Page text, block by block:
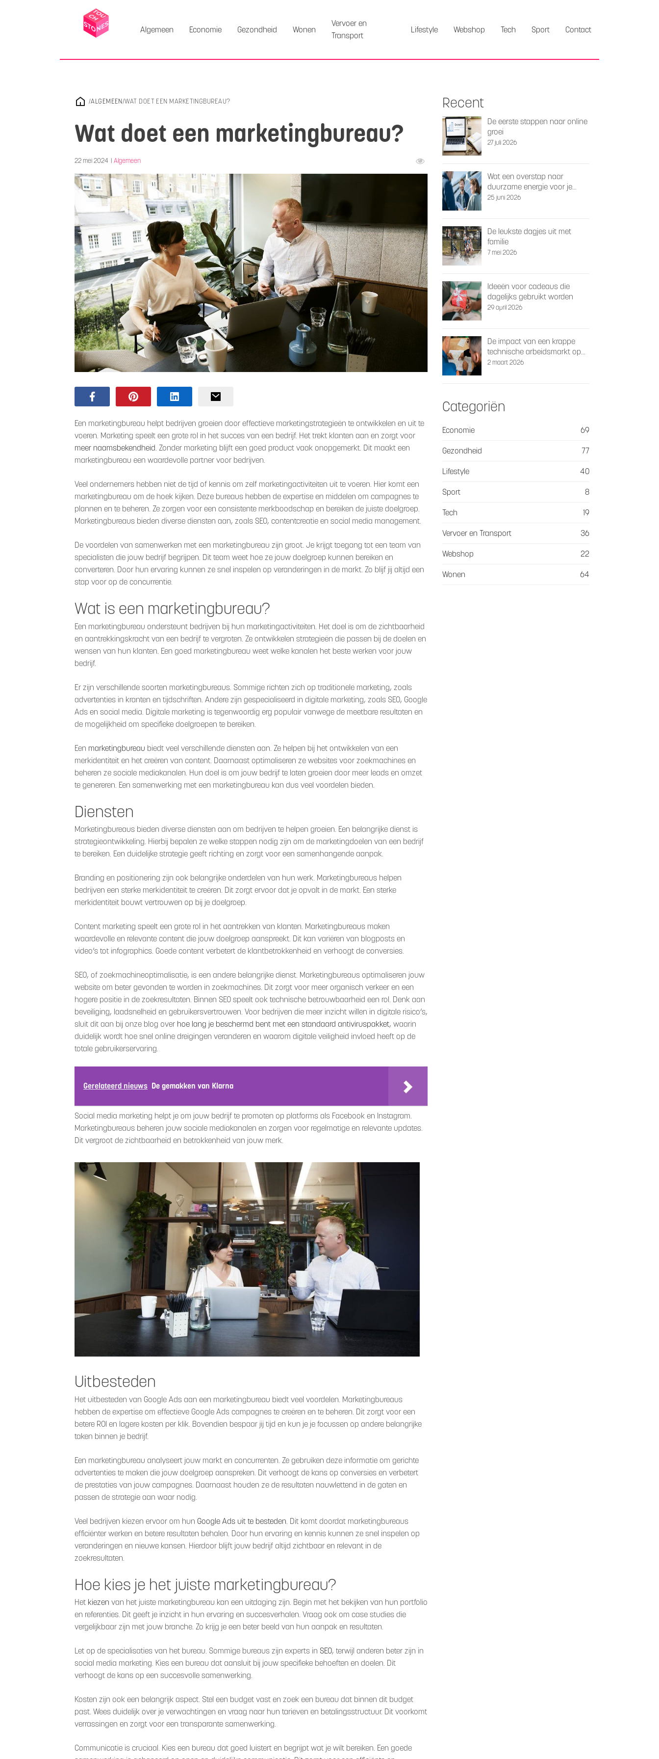
Algemeen Economie Gezondheid Wonen
Vervoer en
Transport
Lifestyle Webshop Tech Sport Contact
/ALGEMEEN/WAT DOET EEN MARKETINGBUREAU?
Wat doet een marketingbureau?
22 mei 2024 | Algemeen
Een marketingbureau helpt bedrijven groeien door effectieve marketingstrategieën te ontwikkelen en uit te
voeren. Marketing speelt een grote rol in het succes van een bedrijf. Het trekt klanten aan en zorgt voor
meer naamsbekendheid. Zonder marketing blijft een goed product vaak onopgemerkt. Dit maakt een
marketingbureau een waardevolle partner voor bedrijven.
Veel ondernemers hebben niet de tijd of kennis om zelf marketingactiviteiten uit te voeren. Hier komt een
marketingbureau om de hoek kijken. Deze bureaus hebben de expertise en middelen om campagnes te
plannen en te beheren. Ze zorgen voor een consistente merkboodschap en bereiken de juiste doelgroep.
Marketingbureaus bieden diverse diensten aan, zoals SEO, contentcreatie en social media management.
De voordelen van samenwerken met een marketingbureau zijn groot. Je krijgt toegang tot een team van
specialisten die jouw bedrijf begrijpen. Dit team weet hoe ze jouw doelgroep kunnen bereiken en
converteren. Door hun ervaring kunnen ze snel inspelen op veranderingen in de markt. Zo blijf jij altijd een
stap voor op de concurrentie.
Wat is een marketingbureau?
Een marketingbureau ondersteunt bedrijven bij hun marketingactiviteiten. Het doel is om de zichtbaarheid
en aantrekkingskracht van een bedrijf te vergroten. Ze ontwikkelen strategieën die passen bij de doelen en
wensen van hun klanten. Een goed marketingbureau weet welke kanalen het beste werken voor jouw
bedrijf.
Er zijn verschillende soorten marketingbureaus. Sommige richten zich op traditionele marketing, zoals
advertenties in kranten en tijdschriften. Andere zijn gespecialiseerd in digitale marketing, zoals SEO, Google
Ads en social media. Digitale marketing is tegenwoordig erg populair vanwege de meetbare resultaten en
de mogelijkheid om specifieke doelgroepen te bereiken.
Een marketingbureau biedt veel verschillende diensten aan. Ze helpen bij het ontwikkelen van een
merkidentiteit en het creëren van content. Daarnaast optimaliseren ze websites voor zoekmachines en
beheren ze sociale mediakanalen. Hun doel is om jouw bedrijf te laten groeien door meer leads en omzet
te genereren. Een samenwerking met een marketingbureau kan dus veel voordelen bieden.
Diensten
Marketingbureaus bieden diverse diensten aan om bedrijven te helpen groeien. Een belangrijke dienst is
strategieontwikkeling. Hierbij bepalen ze welke stappen nodig zijn om de marketingdoelen van een bedrijf
te bereiken. Een duidelijke strategie geeft richting en zorgt voor een samenhangende aanpak.
Branding en positionering zijn ook belangrijke onderdelen van hun werk. Marketingbureaus helpen
bedrijven een sterke merkidentiteit te creëren. Dit zorgt ervoor dat je opvalt in de markt. Een sterke
merkidentiteit bouwt vertrouwen op bij je doelgroep.
Content marketing speelt een grote rol in het aantrekken van klanten. Marketingbureaus maken
waardevolle en relevante content die jouw doelgroep aanspreekt. Dit kan variëren van blogposts en
video’s tot infographics. Goede content verbetert de klantbetrokkenheid en verhoogt de conversies.
SEO, of zoekmachineoptimalisatie, is een andere belangrijke dienst. Marketingbureaus optimaliseren jouw
website om beter gevonden te worden in zoekmachines. Dit zorgt voor meer organisch verkeer en een
hogere positie in de zoekresultaten. Binnen SEO speelt ook technische betrouwbaarheid een rol. Denk aan
beveiliging, laadsnelheid en gebruikersvertrouwen. Voor bedrijven die meer inzicht willen in digitale risico’s,
sluit dit aan bij onze blog over hoe lang je beschermd bent met een standaard antiviruspakket, waarin
duidelijk wordt hoe snel online dreigingen veranderen en waarom digitale veiligheid invloed heeft op de
totale gebruikerservaring.
Gerelateerd nieuws De gemakken van Klarna
Social media marketing helpt je om jouw bedrijf te promoten op platforms als Facebook en Instagram.
Marketingbureaus beheren jouw sociale mediakanalen en zorgen voor regelmatige en relevante updates.
Dit vergroot de zichtbaarheid en betrokkenheid van jouw merk.
Uitbesteden
Het uitbesteden van Google Ads aan een marketingbureau biedt veel voordelen. Marketingbureaus
hebben de expertise om effectieve Google Ads campagnes te creëren en te beheren. Dit zorgt voor een
betere ROI en lagere kosten per klik. Bovendien bespaar jij tijd en kun je je focussen op andere belangrijke
taken binnen je bedrijf.
Een marketingbureau analyseert jouw markt en concurrenten. Ze gebruiken deze informatie om gerichte
advertenties te maken die jouw doelgroep aanspreken. Dit verhoogt de kans op conversies en verbetert
de prestaties van jouw campagnes. Daarnaast houden ze de resultaten nauwlettend in de gaten en
passen de strategie aan waar nodig.
Veel bedrijven kiezen ervoor om hun Google Ads uit te besteden. Dit komt doordat marketingbureaus
efficiënter werken en betere resultaten behalen. Door hun ervaring en kennis kunnen ze snel inspelen op
veranderingen en nieuwe kansen. Hierdoor blijft jouw bedrijf altijd zichtbaar en relevant in de
zoekresultaten.
Hoe kies je het juiste marketingbureau?
Het kiezen van het juiste marketingbureau kan een uitdaging zijn. Begin met het bekijken van hun portfolio
en referenties. Dit geeft je inzicht in hun ervaring en succesverhalen. Vraag ook om case studies die
vergelijkbaar zijn met jouw branche. Zo krijg je een beter beeld van hun aanpak en resultaten.
Let op de specialisaties van het bureau. Sommige bureaus zijn experts in SEO, terwijl anderen beter zijn in
social media marketing. Kies een bureau dat aansluit bij jouw specifieke behoeften en doelen. Dit
verhoogt de kans op een succesvolle samenwerking.
Kosten zijn ook een belangrijk aspect. Stel een budget vast en zoek een bureau dat binnen dit budget
past. Wees duidelijk over je verwachtingen en vraag naar hun tarieven en betalingsstructuur. Dit voorkomt
verrassingen en zorgt voor een transparante samenwerking.
Communicatie is cruciaal. Kies een bureau dat goed luistert en begrijpt wat je wilt bereiken. Een goede
Recent
De eerste stappen naar online
groei
27 juli 2026
Wat een overstap naar
duurzame energie voor je
woning kan betekenen
25 juni 2026
De leukste dagjes uit met
familie
7 mei 2026
Ideeën voor cadeaus die
dagelijks gebruikt worden
29 april 2026
De impact van een krappe
technische arbeidsmarkt op
schaalbaarheid
2 maart 2026
Categoriën
Economie
69
Gezondheid
77
Lifestyle
40
Sport
8
Tech
19
Vervoer en Transport
36
Webshop
22
Wonen
64